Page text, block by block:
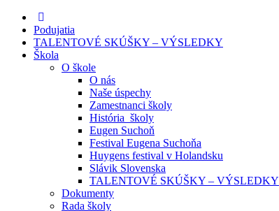
Podujatia
TALENTOVÉ SKÚŠKY – VÝSLEDKY
Škola
O škole
O nás
Naše úspechy
Zamestnanci školy
História školy
Eugen Suchoň
Festival Eugena Suchoňa
Huygens festival v Holandsku
Slávik Slovenska
TALENTOVÉ SKÚŠKY – VÝSLEDKY
Dokumenty
Rada školy